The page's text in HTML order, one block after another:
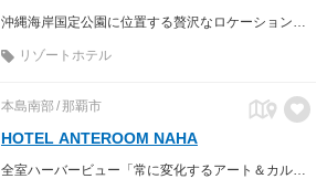
リゾートホテル
本島南部 那覇市
HOTEL ANTEROOM NAHA
全室ハーバービュー「常に変化するアート＆カルチャーの今」を発信するホテル